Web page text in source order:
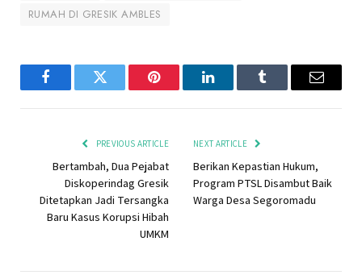
RUMAH DI GRESIK AMBLES
FacebookTwitter Pinterest LinkedInTumblr Email
PREVIOUS ARTICLE
Bertambah, Dua Pejabat
Diskoperindag Gresik
Ditetapkan Jadi Tersangka
Baru Kasus Korupsi Hibah
UMKM
NEXT ARTICLE
Berikan Kepastian Hukum,
Program PTSL Disambut Baik
Warga Desa Segoromadu